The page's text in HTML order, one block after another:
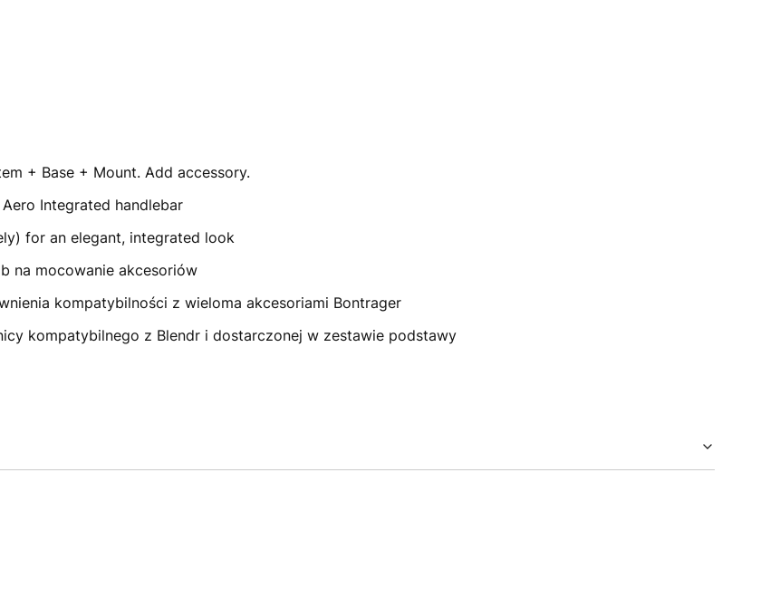
+ Base + Mount. Add accessory.
Integrated handlebar
for an elegant, integrated look
na mocowanie akcesoriów
kompatybilności z wieloma akcesoriami Bontrager
kompatybilnego z Blendr i dostarczonej w zestawie podstawy